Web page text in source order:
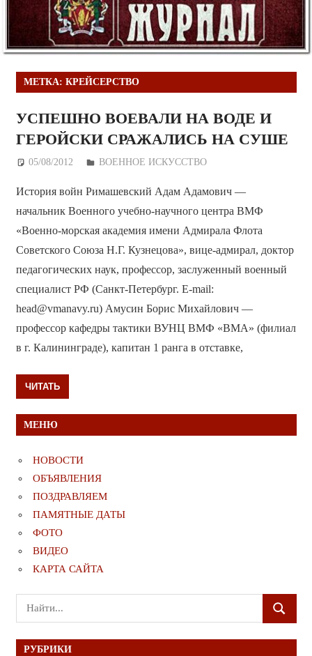
МЕТКА: КРЕЙСЕРСТВО
УСПЕШНО ВОЕВАЛИ НА ВОДЕ И
ГЕРОЙСКИ СРАЖАЛИСЬ НА СУШЕ
05/08/2012 Дежурный по Редакции
ВОЕННОЕ ИСКУССТВО
История войн Римашевский Адам Адамович —
начальник Военного учебно-научного центра ВМФ
«Военно-морская академия имени Адмирала Флота
Советского Союза Н.Г. Кузнецова», вице-адмирал, доктор
педагогических наук, профессор, заслуженный военный
специалист РФ (Санкт-Петербург. E-mail:
head@vmanavy.ru) Амусин Борис Михайлович —
профессор кафедры тактики ВУНЦ ВМФ «ВМА» (филиал
в г. Калининграде), капитан 1 ранга в отставке,
ЧИТАТЬ
МЕНЮ
НОВОСТИ
ОБЪЯВЛЕНИЯ
ПОЗДРАВЛЯЕМ
ПАМЯТНЫЕ ДАТЫ
ФОТО
ВИДЕО
КАРТА САЙТА
Поиск
для:
ПОИСК
РУБРИКИ